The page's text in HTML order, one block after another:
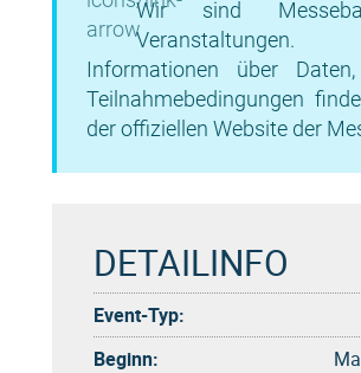
Wir sind
Informationen über
Teilnahmebedingungen
der offiziellen Website der
DETAILINFO
Event-Typ:
Beginn: